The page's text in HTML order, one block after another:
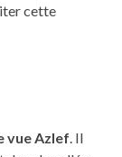
cette
vue Azlef . Il